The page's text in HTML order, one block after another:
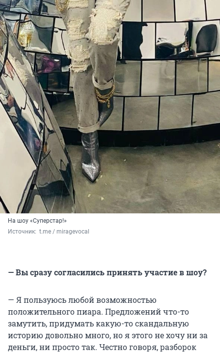
На шоу «Суперстар!»
Источник: t.me / miragevocal
— Вы сразу согласились принять участие в шоу?
— Я пользуюсь любой возможностью
положительного пиара. Предложений что-то
замутить, придумать какую-то скандальную
историю довольно много, но я этого не хочу ни за
деньги, ни просто так. Честно говоря, разборок